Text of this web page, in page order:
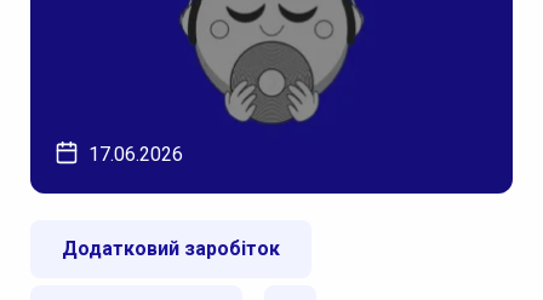
17.06.2026
Додатковий заробіток